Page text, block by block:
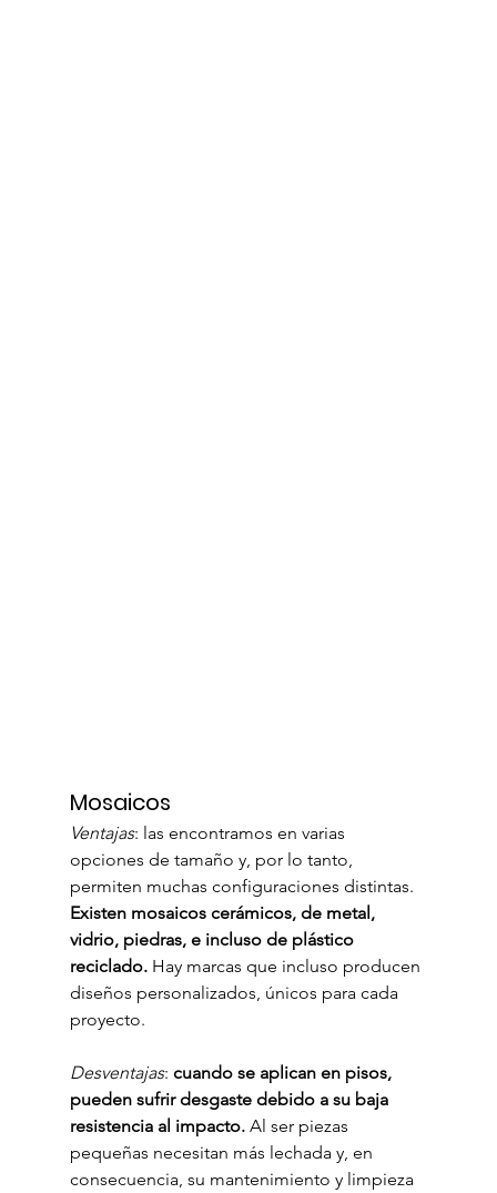
Mosaicos
Ventajas: las encontramos en varias
opciones de tamaño y, por lo tanto,
permiten muchas configuraciones distintas.
Existen mosaicos cerámicos, de metal,
vidrio, piedras, e incluso de plástico
reciclado. Hay marcas que incluso producen
diseños personalizados, únicos para cada
proyecto.
Desventajas: cuando se aplican en pisos,
pueden sufrir desgaste debido a su baja
resistencia al impacto. Al ser piezas
pequeñas necesitan más lechada y, en
consecuencia, su mantenimiento y limpieza